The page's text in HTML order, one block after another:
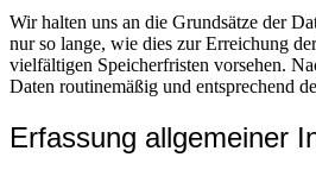
Wir halten uns an die Grundsätze der
nur so lange, wie dies zur Erreichung
vielfältigen Speicherfristen vorsehen.
Daten routinemäßig und entsprechend
Erfassung allgemeiner